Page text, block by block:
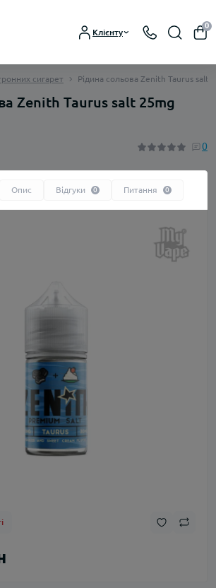
Клієнту
0
сигарет Рідина сольова Zenith Taurus salt
Zenith Taurus salt 25mg
0
Опис Відгуки 0 Питання 0